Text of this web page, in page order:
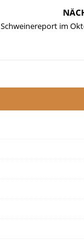
Schweinereport im